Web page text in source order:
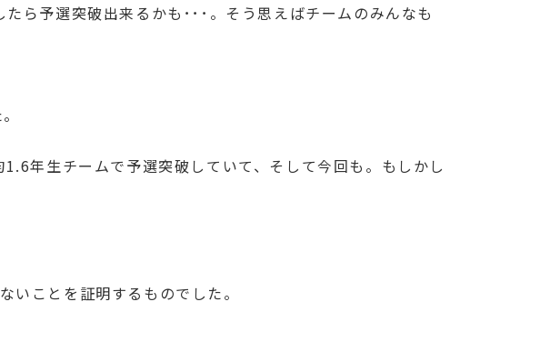
ら予選突破出来るかも･･･。そう思えばチームのみんなも
年生チームで予選突破していて、そして今回も。もしかし
ことを証明するものでした。